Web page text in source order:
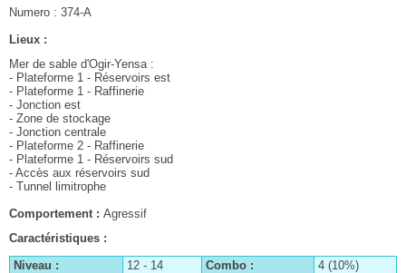
Final Fantasy XIII-2
Numero : 374-A
Lieux :
Mer de sable d'Ogir-Yensa :
- Plateforme 1 - Réservoirs est
- Plateforme 1 - Raffinerie
- Jonction est
- Zone de stockage
- Jonction centrale
- Plateforme 2 - Raffinerie
- Plateforme 1 - Réservoirs sud
- Accès aux réservoirs sud
- Tunnel limitrophe
Comportement : Agressif
Caractéristiques :
Niveau :
12 - 14 Combo :
4 (10%)